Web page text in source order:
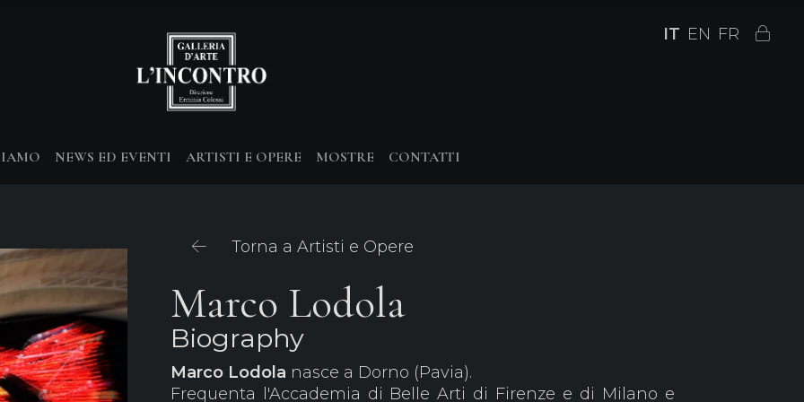
IT EN FR
NEWS ED EVENTI ARTISTI E OPERE MOSTRE CONTATTI
Torna a Artisti e Opere
Marco Lodola
Biography
Marco Lodola nasce a Dorno (Pavia).
Frequenta l'Accademia di Belle Arti di Firenze e di Milano e